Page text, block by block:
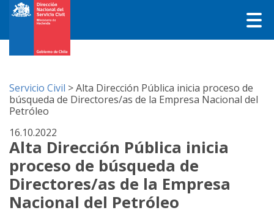
Servicio Civil >Alta Dirección Pública inicia proceso de
búsqueda de Directores/as de la Empresa Nacional del
Petróleo
16.10.2022
Alta Dirección Pública inicia
proceso de búsqueda de
Directores/as de la Empresa
Nacional del Petróleo